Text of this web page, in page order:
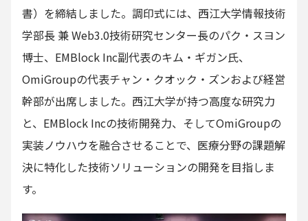
書）を締結しました。調印式には、西江大学情報技術
学部長 兼 Web3.0技術研究センター長のパク・スヨン
博士、EMBlock Inc副代表のキム・ギガン氏、
OmiGroupの代表チャン・クオック・ズンおよび経営
幹部が出席しました。西江大学が持つ高度な研究力
と、EMBlock Incの技術開発力、そしてOmiGroupの
実装ノウハウを融合させることで、医療分野の課題解
決に特化した技術ソリューションの開発を目指しま
す。